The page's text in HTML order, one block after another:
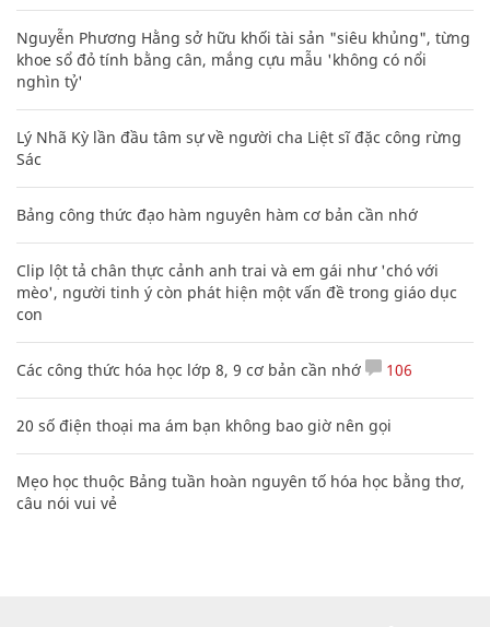
Nguyễn Phương Hằng sở hữu khối tài sản "siêu khủng", từng
khoe sổ đỏ tính bằng cân, mắng cựu mẫu 'không có nổi
nghìn tỷ'
Lý Nhã Kỳ lần đầu tâm sự về người cha Liệt sĩ đặc công rừng
Sác
Bảng công thức đạo hàm nguyên hàm cơ bản cần nhớ
Clip lột tả chân thực cảnh anh trai và em gái như 'chó với
mèo', người tinh ý còn phát hiện một vấn đề trong giáo dục
con
Các công thức hóa học lớp 8, 9 cơ bản cần nhớ 106
20 số điện thoại ma ám bạn không bao giờ nên gọi
Mẹo học thuộc Bảng tuần hoàn nguyên tố hóa học bằng thơ,
câu nói vui vẻ